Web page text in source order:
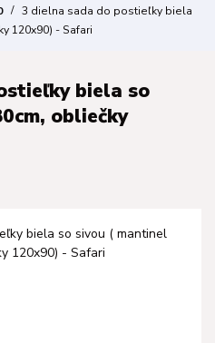
3 dielna sada do postieľky biela
120x90) - Safari
biela so
obliečky